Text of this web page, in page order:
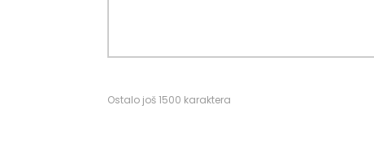
Ostalo još1500 karaktera